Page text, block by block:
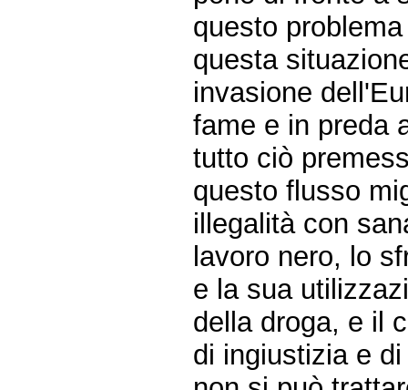
questo
questa
invasione
fame e in preda
tutto ciò
questo flusso
illegalità con
lavoro nero, lo
e la sua
della droga, e il
di ingiustizia e